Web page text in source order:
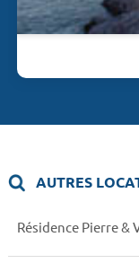
AUTRES
Résidence Pierre &